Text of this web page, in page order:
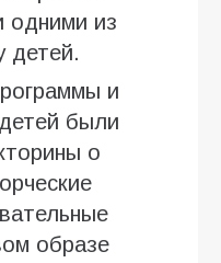
одними из
детей.
и
были
о
образе